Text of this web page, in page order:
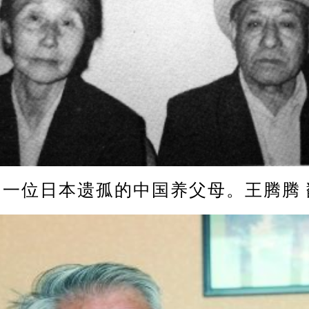
日本遗孤的中国养父母。王腾腾